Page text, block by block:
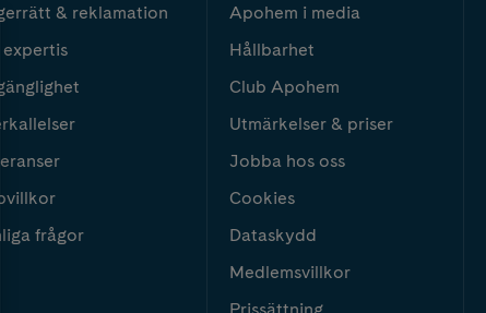
& reklamation
expertis
frågor
Apohem i media
Hållbarhet
Club Apohem
Utmärkelser & priser
Jobba hos oss
Cookies
Dataskydd
Medlemsvillkor